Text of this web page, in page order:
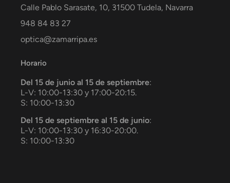
Calle Pablo Sarasate, 10, 31500 Tudela, Navarra
948 84 83 27
optica@zamarripa.es
Horario
Del 15 de junio al 15 de septiembre:
L-V: 10:00-13:30 y 17:00-20:15.
S: 10:00-13:30
Del 15 de septiembre al 15 de junio:
L-V: 10:00-13:30 y 16:30-20:00.
S: 10:00-13:30